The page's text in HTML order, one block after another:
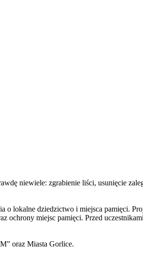
niewiele: zgrabienie liści, usunięcie
o lokalne dziedzictwo i miejsca pamięci.
ochrony miejsc pamięci. Przed
oraz Miasta Gorlice.